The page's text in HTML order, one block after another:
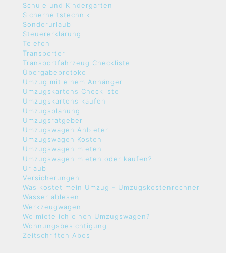
Schule und Kindergarten
Sicherheitstechnik
Sonderurlaub
Steuererklärung
Telefon
Transporter
Transportfahrzeug Checkliste
Übergabeprotokoll
Umzug mit einem Anhänger
Umzugskartons Checkliste
Umzugskartons kaufen
Umzugsplanung
Umzugsratgeber
Umzugswagen Anbieter
Umzugswagen Kosten
Umzugswagen mieten
Umzugswagen mieten oder kaufen?
Urlaub
Versicherungen
Was kostet mein Umzug - Umzugskostenrechner
Wasser ablesen
Werkzeugwagen
Wo miete ich einen Umzugswagen?
Wohnungsbesichtigung
Zeitschriften Abos